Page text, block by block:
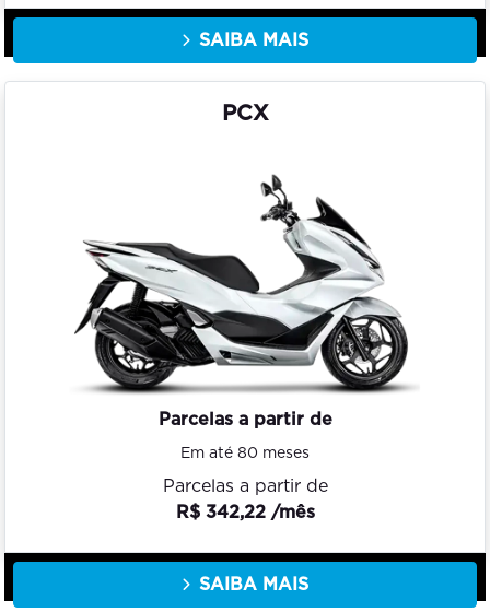
SAIBA MAIS
PCX
Parcelas a partir de
Em até 80 meses
Parcelas a partir de
R$ 342,22 /mês
SAIBA MAIS